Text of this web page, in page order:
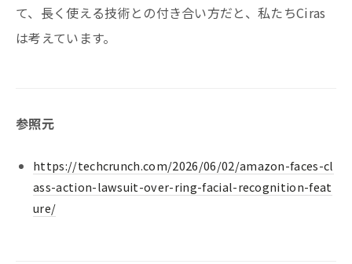
て、長く使える技術との付き合い方だと、私たちCiras
は考えています。
参照元
https://techcrunch.com/2026/06/02/amazon-faces-cl
ass-action-lawsuit-over-ring-facial-recognition-feat
ure/